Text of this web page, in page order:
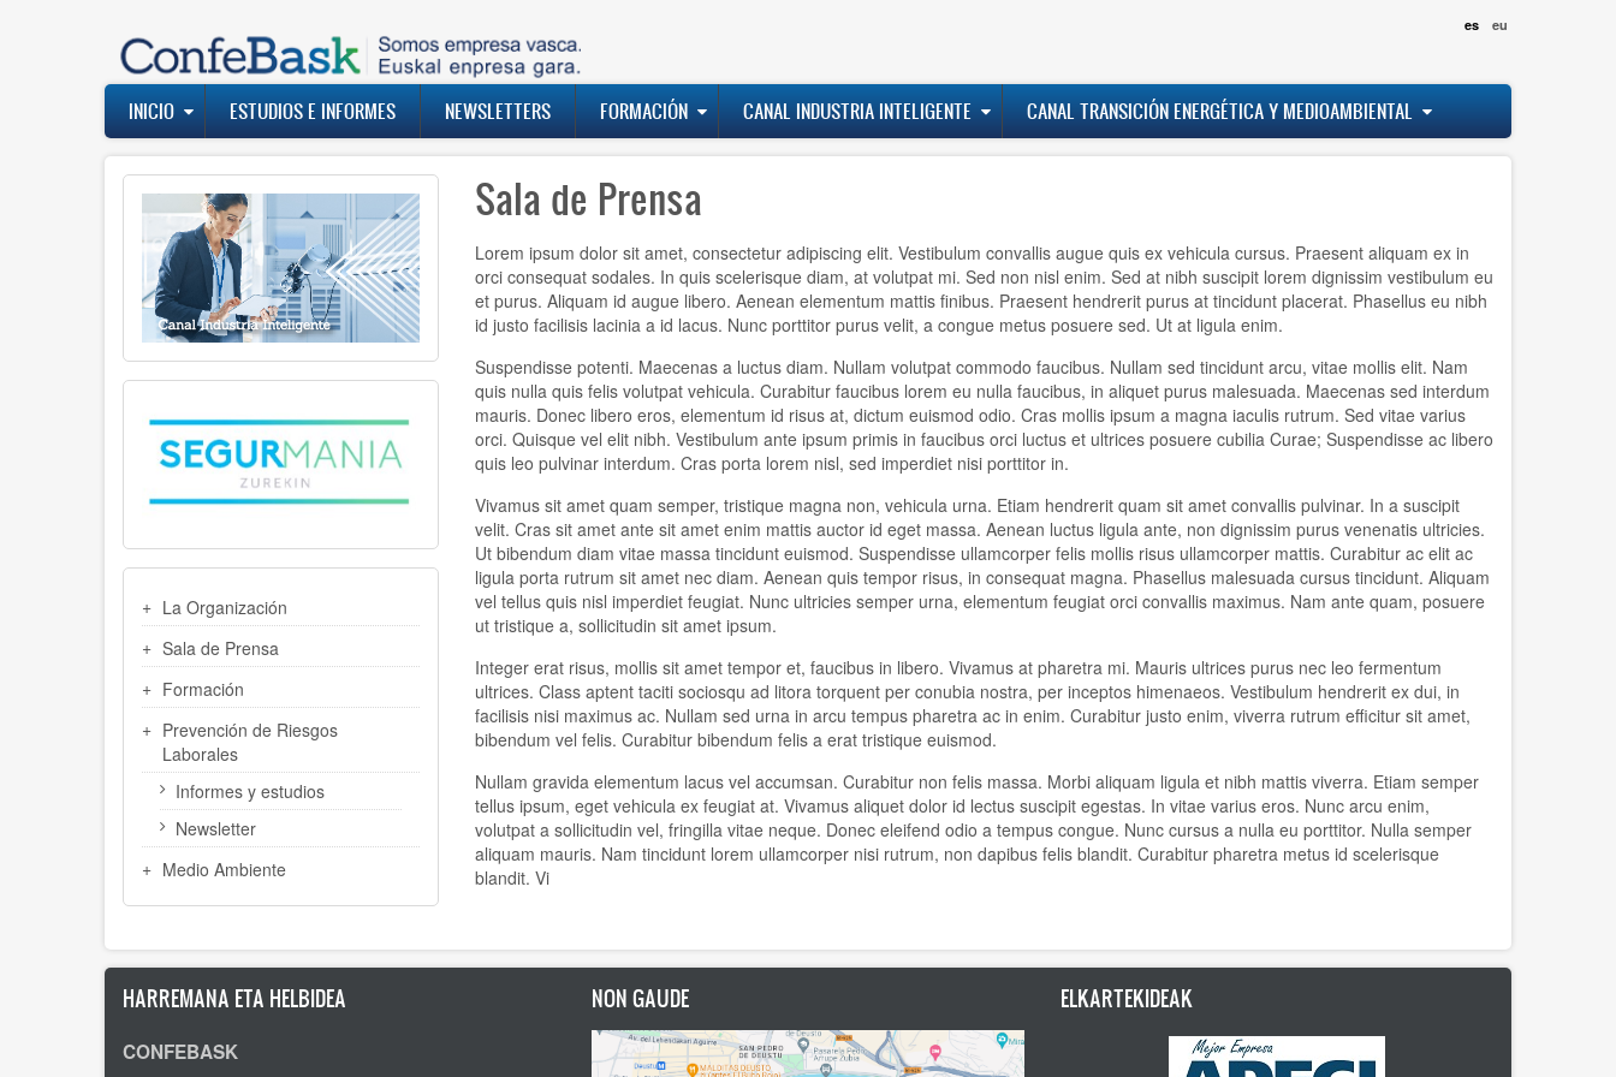
es eu
Navegación
principal
INICIO ESTUDIOS E INFORMES NEWSLETTERS FORMACIÓN CANAL INDUSTRIA INTELIGENTE CANAL TRANSICIÓN ENERGÉTICA Y MEDIOAMBIENTAL
LATERAL
La Organización
Sala de Prensa
Formación
Prevención de Riesgos
Laborales
Informes y estudios
Newsletter
Medio Ambiente
Sala de Prensa
Lorem ipsum dolor sit amet, consectetur adipiscing elit. Vestibulum convallis augue quis ex vehicula cursus. Praesent aliquam ex in
orci consequat sodales. In quis scelerisque diam, at volutpat mi. Sed non nisl enim. Sed at nibh suscipit lorem dignissim vestibulum eu
et purus. Aliquam id augue libero. Aenean elementum mattis finibus. Praesent hendrerit purus at tincidunt placerat. Phasellus eu nibh
id justo facilisis lacinia a id lacus. Nunc porttitor purus velit, a congue metus posuere sed. Ut at ligula enim.
Suspendisse potenti. Maecenas a luctus diam. Nullam volutpat commodo faucibus. Nullam sed tincidunt arcu, vitae mollis elit. Nam
quis nulla quis felis volutpat vehicula. Curabitur faucibus lorem eu nulla faucibus, in aliquet purus malesuada. Maecenas sed interdum
mauris. Donec libero eros, elementum id risus at, dictum euismod odio. Cras mollis ipsum a magna iaculis rutrum. Sed vitae varius
orci. Quisque vel elit nibh. Vestibulum ante ipsum primis in faucibus orci luctus et ultrices posuere cubilia Curae; Suspendisse ac libero
quis leo pulvinar interdum. Cras porta lorem nisl, sed imperdiet nisi porttitor in.
Vivamus sit amet quam semper, tristique magna non, vehicula urna. Etiam hendrerit quam sit amet convallis pulvinar. In a suscipit
velit. Cras sit amet ante sit amet enim mattis auctor id eget massa. Aenean luctus ligula ante, non dignissim purus venenatis ultricies.
Ut bibendum diam vitae massa tincidunt euismod. Suspendisse ullamcorper felis mollis risus ullamcorper mattis. Curabitur ac elit ac
ligula porta rutrum sit amet nec diam. Aenean quis tempor risus, in consequat magna. Phasellus malesuada cursus tincidunt. Aliquam
vel tellus quis nisl imperdiet feugiat. Nunc ultricies semper urna, elementum feugiat orci convallis maximus. Nam ante quam, posuere
ut tristique a, sollicitudin sit amet ipsum.
Integer erat risus, mollis sit amet tempor et, faucibus in libero. Vivamus at pharetra mi. Mauris ultrices purus nec leo fermentum
ultrices. Class aptent taciti sociosqu ad litora torquent per conubia nostra, per inceptos himenaeos. Vestibulum hendrerit ex dui, in
facilisis nisi maximus ac. Nullam sed urna in arcu tempus pharetra ac in enim. Curabitur justo enim, viverra rutrum efficitur sit amet,
bibendum vel felis. Curabitur bibendum felis a erat tristique euismod.
Nullam gravida elementum lacus vel accumsan. Curabitur non felis massa. Morbi aliquam ligula et nibh mattis viverra. Etiam semper
tellus ipsum, eget vehicula ex feugiat at. Vivamus aliquet dolor id lectus suscipit egestas. In vitae varius eros. Nunc arcu enim,
volutpat a sollicitudin vel, fringilla vitae neque. Donec eleifend odio a tempus congue. Nunc cursus a nulla eu porttitor. Nulla semper
aliquam mauris. Nam tincidunt lorem ullamcorper nisi rutrum, non dapibus felis blandit. Curabitur pharetra metus id scelerisque
blandit. Vi
HARREMANA ETA HELBIDEA
CONFEBASK
NON GAUDE ELKARTEKIDEAK